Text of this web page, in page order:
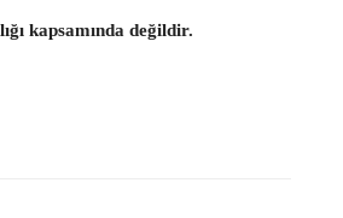
kapsamında değildir.